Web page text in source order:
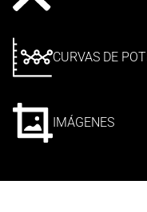
CURVAS DE
IMÁGENES